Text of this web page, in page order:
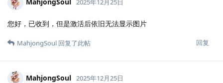
2025年12月25日
您好，已收到，但是激活后依旧无法显示图片
回复
MahjongSoul 回复了此帖
MahjongSoul 2025年12月25日